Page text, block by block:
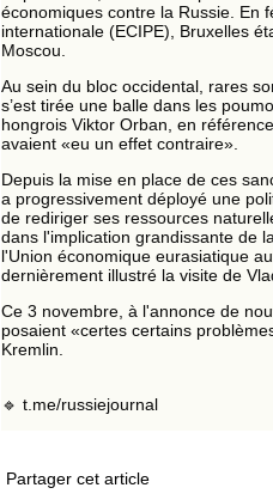
économiques contre la Russie. En
internationale (ECIPE), Bruxelles
Moscou.
Au sein du bloc occidental, rares
s’est tirée une balle dans les
hongrois Viktor Orban, en
avaient «eu un effet contraire».
Depuis la mise en place de ces
a progressivement déployé une
de rediriger ses ressources
dans l'implication grandissante de
l'Union économique eurasiatique
dernièrement illustré la visite de
Ce 3 novembre, à l'annonce de
posaient «certes certains
Kremlin.
🔹 t.me/russiejournal
Partager cet article